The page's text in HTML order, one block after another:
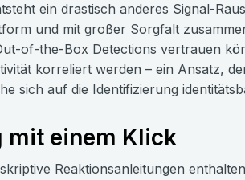
ein drastisch anderes Signal-
und mit großer Sorgfalt
of-the-Box Detections vertrauen
korreliert werden – ein Ansatz,
sich auf die Identifizierung
einem Klick
Reaktionsanleitungen